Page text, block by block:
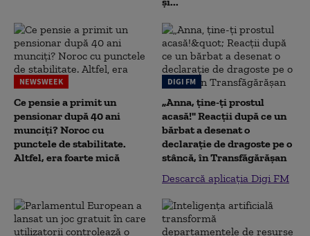
NEWSWEEK
Ce pensie a primit un
pensionar după 40 ani
munciți? Noroc cu
punctele de stabilitate.
Altfel, era foarte mică
DIGI FM
„Anna, ţine-ţi prostul
acasă!" Reacţii după ce un
bărbat a desenat o
declaraţie de dragoste pe o
stâncă, în Transfăgărăşan
Descarcă aplicația Digi FM